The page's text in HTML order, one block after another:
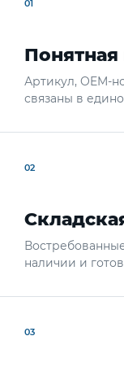
01
Артикул, OEM-
связаны в
02
наличии и
03